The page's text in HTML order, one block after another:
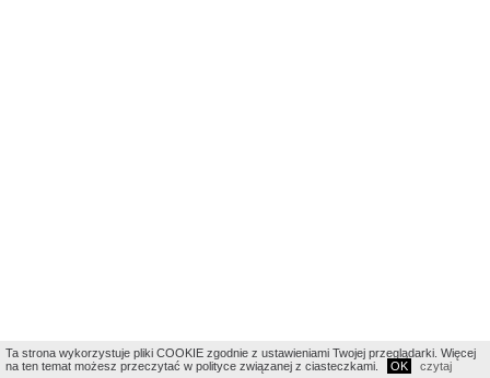
Ta strona wykorzystuje pliki COOKIE zgodnie z ustawieniami Twojej przeglądarki. Więcej
na ten temat możesz przeczytać w polityce związanej z ciasteczkami.
OK czytaj